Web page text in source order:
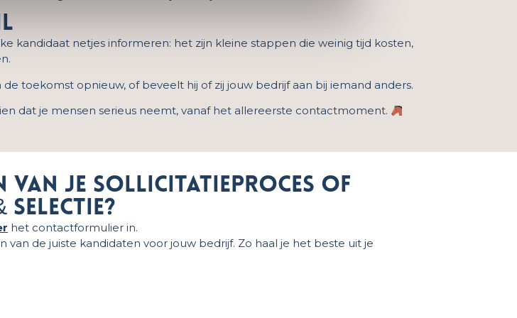
kandidaat netjes informeren: het zijn kleine stappen die weinig tijd kosten,
toekomst opnieuw, of beveelt hij of zij jouw bedrijf aan bij iemand anders.
dat je mensen serieus neemt, vanaf het allereerste contactmoment.
van je sollicitatieproces of
het contactformulier in.
de juiste kandidaten voor jouw bedrijf. Zo haal je het beste uit je